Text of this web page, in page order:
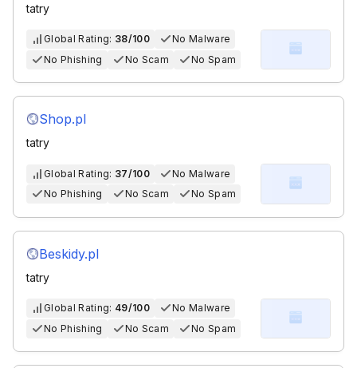
tatry
Global Rating: 38/100
No Malware
No Phishing
No Scam No Spam
Shop.pl
tatry
Global Rating: 37/100
No Malware
No Phishing
No Scam No Spam
Beskidy.pl
tatry
Global Rating: 49/100
No Malware
No Phishing
No Scam No Spam